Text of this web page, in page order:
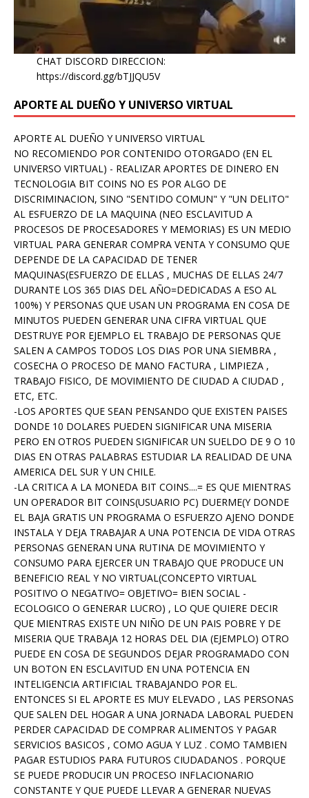
CHAT DISCORD DIRECCION:
https://discord.gg/bTJJQU5V
APORTE AL DUEÑO Y UNIVERSO VIRTUAL
APORTE AL DUEÑO Y UNIVERSO VIRTUAL
NO RECOMIENDO POR CONTENIDO OTORGADO (EN EL
UNIVERSO VIRTUAL) - REALIZAR APORTES DE DINERO EN
TECNOLOGIA BIT COINS NO ES POR ALGO DE
DISCRIMINACION, SINO "SENTIDO COMUN" Y "UN DELITO"
AL ESFUERZO DE LA MAQUINA (NEO ESCLAVITUD A
PROCESOS DE PROCESADORES Y MEMORIAS) ES UN MEDIO
VIRTUAL PARA GENERAR COMPRA VENTA Y CONSUMO QUE
DEPENDE DE LA CAPACIDAD DE TENER
MAQUINAS(ESFUERZO DE ELLAS , MUCHAS DE ELLAS 24/7
DURANTE LOS 365 DIAS DEL AÑO=DEDICADAS A ESO AL
100%) Y PERSONAS QUE USAN UN PROGRAMA EN COSA DE
MINUTOS PUEDEN GENERAR UNA CIFRA VIRTUAL QUE
DESTRUYE POR EJEMPLO EL TRABAJO DE PERSONAS QUE
SALEN A CAMPOS TODOS LOS DIAS POR UNA SIEMBRA ,
COSECHA O PROCESO DE MANO FACTURA , LIMPIEZA ,
TRABAJO FISICO, DE MOVIMIENTO DE CIUDAD A CIUDAD ,
ETC, ETC.
-LOS APORTES QUE SEAN PENSANDO QUE EXISTEN PAISES
DONDE 10 DOLARES PUEDEN SIGNIFICAR UNA MISERIA
PERO EN OTROS PUEDEN SIGNIFICAR UN SUELDO DE 9 O 10
DIAS EN OTRAS PALABRAS ESTUDIAR LA REALIDAD DE UNA
AMERICA DEL SUR Y UN CHILE.
-LA CRITICA A LA MONEDA BIT COINS....= ES QUE MIENTRAS
UN OPERADOR BIT COINS(USUARIO PC) DUERME(Y DONDE
EL BAJA GRATIS UN PROGRAMA O ESFUERZO AJENO DONDE
INSTALA Y DEJA TRABAJAR A UNA POTENCIA DE VIDA OTRAS
PERSONAS GENERAN UNA RUTINA DE MOVIMIENTO Y
CONSUMO PARA EJERCER UN TRABAJO QUE PRODUCE UN
BENEFICIO REAL Y NO VIRTUAL(CONCEPTO VIRTUAL
POSITIVO O NEGATIVO= OBJETIVO= BIEN SOCIAL -
ECOLOGICO O GENERAR LUCRO) , LO QUE QUIERE DECIR
QUE MIENTRAS EXISTE UN NIÑO DE UN PAIS POBRE Y DE
MISERIA QUE TRABAJA 12 HORAS DEL DIA (EJEMPLO) OTRO
PUEDE EN COSA DE SEGUNDOS DEJAR PROGRAMADO CON
UN BOTON EN ESCLAVITUD EN UNA POTENCIA EN
INTELIGENCIA ARTIFICIAL TRABAJANDO POR EL.
ENTONCES SI EL APORTE ES MUY ELEVADO , LAS PERSONAS
QUE SALEN DEL HOGAR A UNA JORNADA LABORAL PUEDEN
PERDER CAPACIDAD DE COMPRAR ALIMENTOS Y PAGAR
SERVICIOS BASICOS , COMO AGUA Y LUZ . COMO TAMBIEN
PAGAR ESTUDIOS PARA FUTUROS CIUDADANOS . PORQUE
SE PUEDE PRODUCIR UN PROCESO INFLACIONARIO
CONSTANTE Y QUE PUEDE LLEVAR A GENERAR NUEVAS